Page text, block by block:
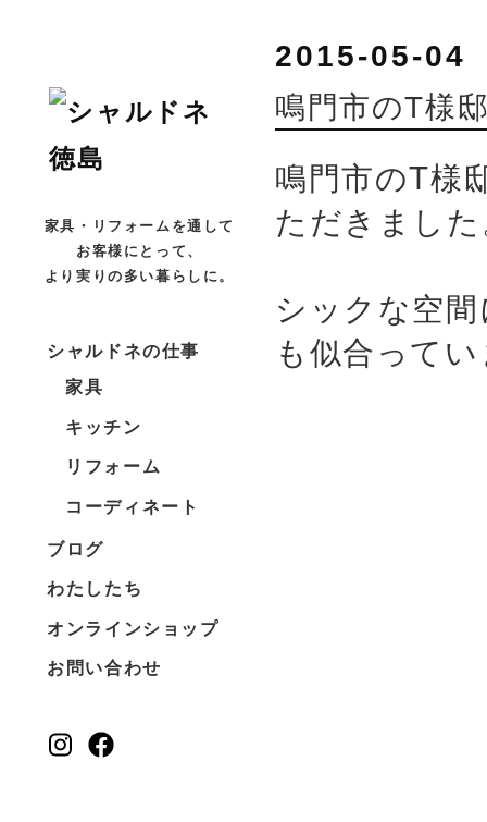
家具・リフォームを通して
お客様にとって、
より実りの多い暮らしに。
シャルドネの仕事
家具
キッチン
リフォーム
コーディネート
ブログ
わたしたち
オンラインショップ
お問い合わせ
2015-05-04
鳴門市のT様
鳴門市のT様
ただきまし
シックな空
も似合って